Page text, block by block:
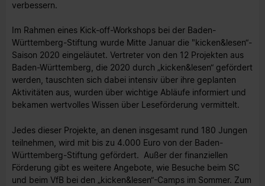
verbessern.
Im Rahmen eines Kick-off-Workshops bei der Baden-
Württemberg-Stiftung wurde Mitte Januar die "kicken&lesen“-
Saison 2020 eingeläutet. Vertreter von den 12 Projekten aus
Baden-Württemberg, die 2020 durch „kicken&lesen“ gefördert
werden, tauschten sich dabei intensiv über ihre geplanten
Aktivitäten aus, wurden über wichtige Abläufe informiert und
bekamen wertvolles Wissen über Leseförderung vermittelt.
Jedes dieser Projekte, an denen insgesamt rund 180 Jungen
teilnehmen, wird mit bis zu 4.000 Euro von der Baden-
Württemberg-Stiftung gefördert. Außer der finanziellen
Förderung gibt es weitere Angebote, wie Besuche beim SC
und beim VfB bei den „kicken&lesen“-Camps im Sommer. Zum